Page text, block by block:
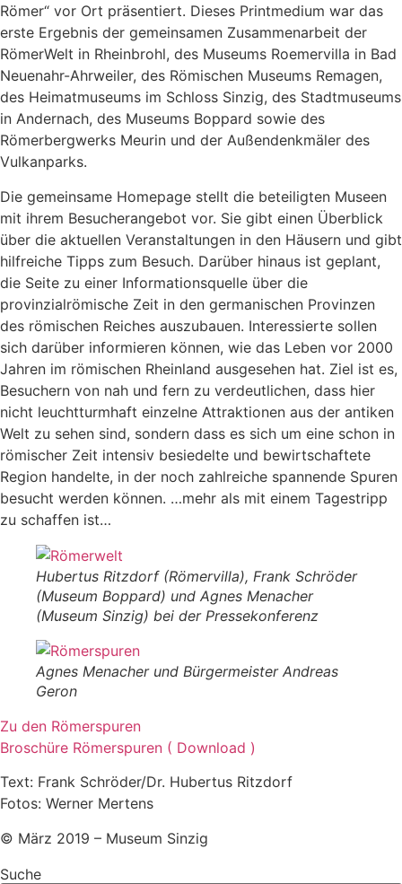
Römer“ vor Ort präsentiert. Dieses Printmedium war das
erste Ergebnis der gemeinsamen Zusammenarbeit der
RömerWelt in Rheinbrohl, des Museums Roemervilla in Bad
Neuenahr-Ahrweiler, des Römischen Museums Remagen,
des Heimatmuseums im Schloss Sinzig, des Stadtmuseums
in Andernach, des Museums Boppard sowie des
Römerbergwerks Meurin und der Außendenkmäler des
Vulkanparks.
Die gemeinsame Homepage stellt die beteiligten Museen
mit ihrem Besucherangebot vor. Sie gibt einen Überblick
über die aktuellen Veranstaltungen in den Häusern und gibt
hilfreiche Tipps zum Besuch. Darüber hinaus ist geplant,
die Seite zu einer Informationsquelle über die
provinzialrömische Zeit in den germanischen Provinzen
des römischen Reiches auszubauen. Interessierte sollen
sich darüber informieren können, wie das Leben vor 2000
Jahren im römischen Rheinland ausgesehen hat. Ziel ist es,
Besuchern von nah und fern zu verdeutlichen, dass hier
nicht leuchtturmhaft einzelne Attraktionen aus der antiken
Welt zu sehen sind, sondern dass es sich um eine schon in
römischer Zeit intensiv besiedelte und bewirtschaftete
Region handelte, in der noch zahlreiche spannende Spuren
besucht werden können. …mehr als mit einem Tagestripp
zu schaffen ist…
Hubertus Ritzdorf (Römervilla), Frank Schröder
(Museum Boppard) und Agnes Menacher
(Museum Sinzig) bei der Pressekonferenz
Agnes Menacher und Bürgermeister Andreas
Geron
Zu den Römerspuren
Broschüre Römerspuren ( Download )
Text: Frank Schröder/Dr. Hubertus Ritzdorf
Fotos: Werner Mertens
© März 2019 – Museum Sinzig
Suche